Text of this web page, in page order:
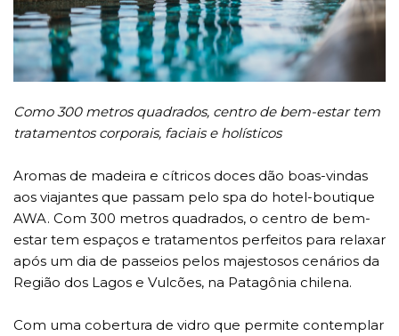
Como 300 metros quadrados, centro de bem-estar tem
tratamentos corporais, faciais e holísticos
Aromas de madeira e cítricos doces dão boas-vindas
aos viajantes que passam pelo spa do hotel-boutique
AWA. Com 300 metros quadrados, o centro de bem-
estar tem espaços e tratamentos perfeitos para relaxar
após um dia de passeios pelos majestosos cenários da
Região dos Lagos e Vulcões, na Patagônia chilena.
Com uma cobertura de vidro que permite contemplar